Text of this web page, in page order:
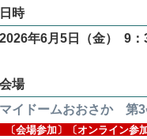
日時
2026年6月5日（金） 9：
会場
マイドームおおさか 第3
〔会場参加〕〔オンライン参